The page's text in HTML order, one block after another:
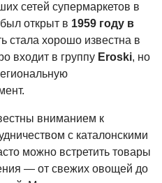
сетей супермаркетов в
открыт в 1959 году в
стала хорошо известна в
входит в группу Eroski, но
вниманием к
с каталонскими
можно встретить товары
— от свежих овощей до